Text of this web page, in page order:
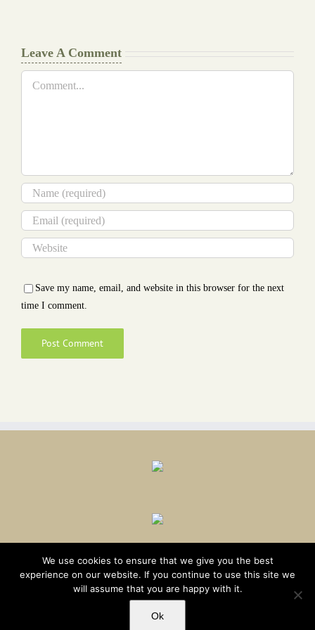
Leave A Comment
Save my name, email, and website in this browser for the next
time I comment.
We use cookies to ensure that we give you the best
experience on our website. If you continue to use this site we
will assume that you are happy with it.
Ok